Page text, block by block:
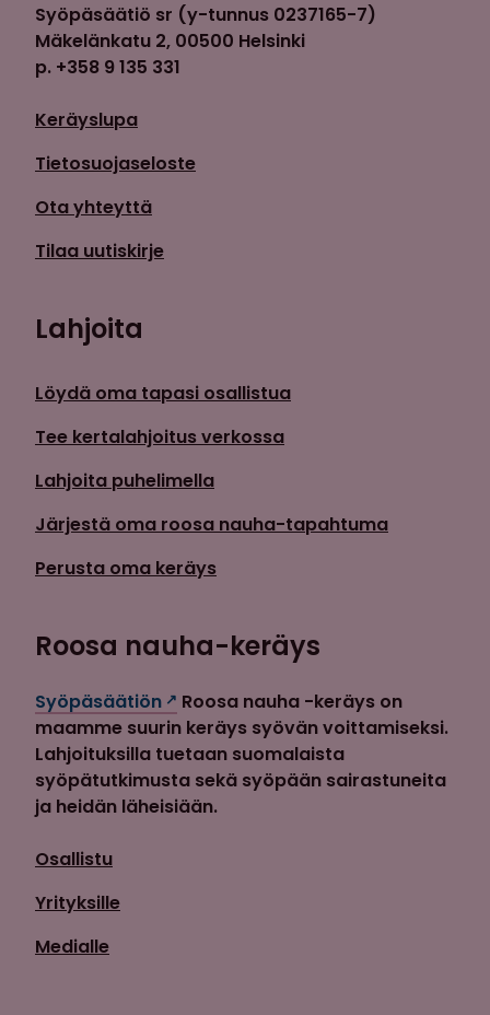
Syöpäsäätiö sr (y-tunnus 0237165-7)
Mäkelänkatu 2, 00500 Helsinki
p. +358 9 135 331
Keräyslupa
Tietosuojaseloste
Ota yhteyttä
Tilaa uutiskirje
Lahjoita
Löydä oma tapasi osallistua
Tee kertalahjoitus verkossa
Lahjoita puhelimella
Järjestä oma roosa nauha-tapahtuma
Perusta oma keräys
Roosa nauha-keräys
Syöpäsäätiön
Roosa nauha -keräys on
maamme suurin keräys syövän voittamiseksi.
Lahjoituksilla tuetaan suomalaista
syöpätutkimusta sekä syöpään sairastuneita
ja heidän läheisiään.
Osallistu
Yrityksille
Medialle